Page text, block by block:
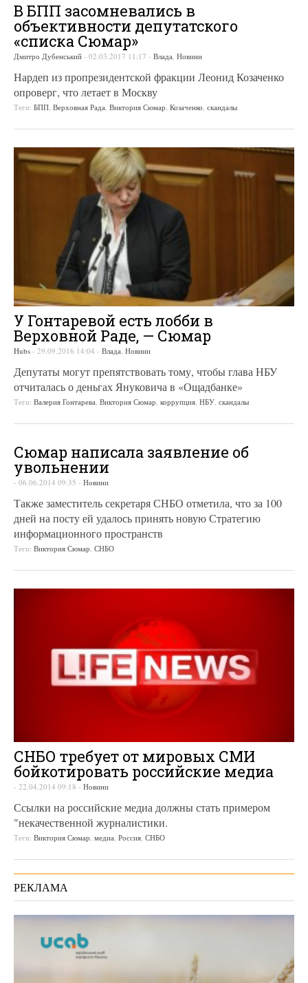
В БПП засомневались в
объективности депутатского
«списка Сюмар»
Дмитро Дубенський - 02.03.2017 11:17 - Влада, Новини
Нардеп из пропрезидентской фракции Леонид Козаченко
опроверг, что летает в Москву
Теги: БПП, Верховная Рада, Виктория Сюмар, Козаченко, скандалы
У Гонтаревой есть лобби в
Верховной Раде, — Сюмар
Hubs - 29.09.2016 14:04 - Влада Новини
Депутаты могут препятствовать тому, чтобы глава НБУ
отчиталась о деньгах Януковича в «Ощадбанке»
Теги: Валерия Гонтарева Виктория Сюмар коррупция НБУ скандалы
Сюмар написала заявление об
увольнении
- 06.06.2014 09:35 - Новини
Также заместитель секретаря СНБО отметила, что за 100
дней на посту ей удалось принять новую Стратегию
информационного пространств
Теги: Виктория Сюмар СНБО
СНБО требует от мировых СМИ
бойкотировать российские медиа
- 22.04.2014 09:18 - Новини
Ссылки на российские медиа должны стать примером
"некачественной журналистики.
Теги: Виктория Сюмар медиа Россия СНБО
РЕКЛАМА